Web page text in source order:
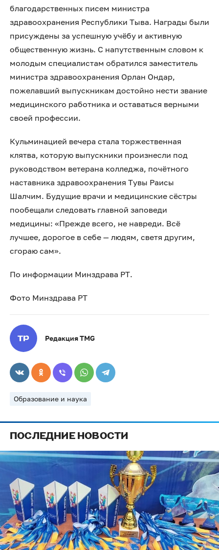
благодарственных писем министра
здравоохранения Республики Тыва. Награды были
присуждены за успешную учёбу и активную
общественную жизнь. С напутственным словом к
молодым специалистам обратился заместитель
министра здравоохранения Орлан Ондар,
пожелавший выпускникам достойно нести звание
медицинского работника и оставаться верными
своей профессии.
Кульминацией вечера стала торжественная
клятва, которую выпускники произнесли под
руководством ветерана колледжа, почётного
наставника здравоохранения Тувы Раисы
Шалчим. Будущие врачи и медицинские сёстры
пообещали следовать главной заповеди
медицины: «Прежде всего, не навреди. Всё
лучшее, дорогое в себе — людям, светя другим,
сгораю сам».
По информации Минздрава РТ.
Фото Минздрава РТ
Редакция TMG
Образование и наука
ПОСЛЕДНИЕ НОВОСТИ